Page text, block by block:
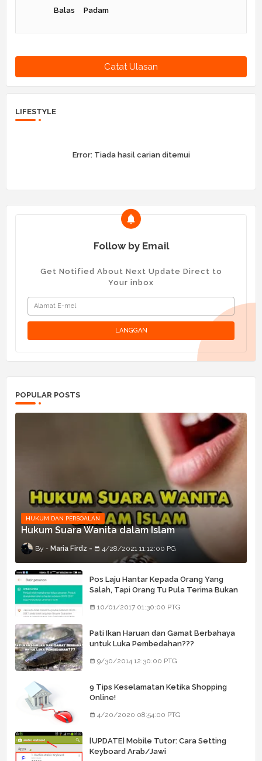
Balas Padam
Catat Ulasan
LIFESTYLE
Error:Tiada hasil carian ditemui
Follow by Email
Get Notified About Next Update Direct to
Your inbox
POPULAR POSTS
HUKUM DAN PERSOALAN
Hukum Suara Wanita dalam Islam
Maria Firdz 4/28/2021 11:12:00 PG
Pos Laju Hantar Kepada Orang Yang
Salah, Tapi Orang Tu Pula Terima Bukan
10/01/2017 01:30:00 PTG
Pati Ikan Haruan dan Gamat Berbahaya
untuk Luka Pembedahan???
9/30/2014 12:30:00 PTG
9 Tips Keselamatan Ketika Shopping
Online!
4/20/2020 08:54:00 PTG
[UPDATE] Mobile Tutor: Cara Setting
Keyboard Arab/Jawi